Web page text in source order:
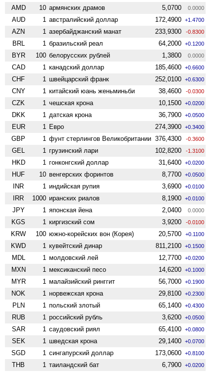
AMD 10 армянских драмов 5,0700 0.0000
AUD 1 австралийский доллар 172,4900 +1.4700
AZN 1 азербайджанский манат 233,9300 -0.8300
BRL 1 бразильский реал 64,2000 +0.1200
BYR 100 белорусских рублей 1,3800 0.0000
CAD 1 канадский доллар 185,4600 +0.6600
CHF 1 швейцарский франк 252,0100 +0.6300
CNY 1 китайский юань женьминьби 38,4600 -0.0300
CZK 1 чешская крона 10,1500 +0.0200
DKK 1 датская крона 36,7900 +0.0500
EUR 1 Евро 274,3900 +0.3400
GBP 1 фунт стерлингов Велико­британии 376,4300 -0.3600
GEL 1 грузинский лари 102,8200 -1.3100
HKD 1 гонконгский доллар 31,6400 +0.0200
HUF 10 венгерских форинтов 8,7700 +0.0500
INR 1 индийская рупия 3,6900 +0.0100
IRR 1000 иранских риалов 8,1900 +0.0100
JPY 1 японская йена 2,0400 0.0000
KGS 1 киргизский сом 3,9200 -0.0100
KRW 100 южно-корейских вон (Корея) 20,5700 +0.1100
KWD 1 кувейтский динар 811,2100 +0.1500
MDL 1 молдовский лей 12,7700 +0.0200
MXN 1 мексиканский песо 14,6200 +0.1000
MYR 1 малайзийский ринггит 56,7000 +0.1900
NOK 1 норвежская крона 29,8100 +0.2300
PLN 1 польский злотый 65,1400 +0.4300
RUB 1 российский рубль 3,6200 +0.0500
SAR 1 саудовский риял 65,4100 +0.0800
SEK 1 шведская крона 29,1400 +0.0700
SGD 1 сингапурский доллар 173,0600 +0.8100
THB 1 таиландский бат 6,7900 +0.0200